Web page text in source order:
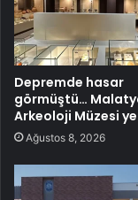
Depremde hasar
görmüştü…
Arkeoloji Müzesi
Ağustos 8, 2026